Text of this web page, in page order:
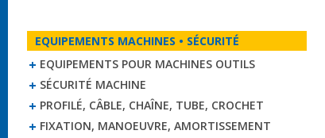
EQUIPEMENTS MACHINES • SÉCURITÉ
EQUIPEMENTS POUR MACHINES OUTILS
SÉCURITÉ MACHINE
PROFILÉ, CÂBLE, CHAÎNE, TUBE, CROCHET
FIXATION, MANOEUVRE, AMORTISSEMENT